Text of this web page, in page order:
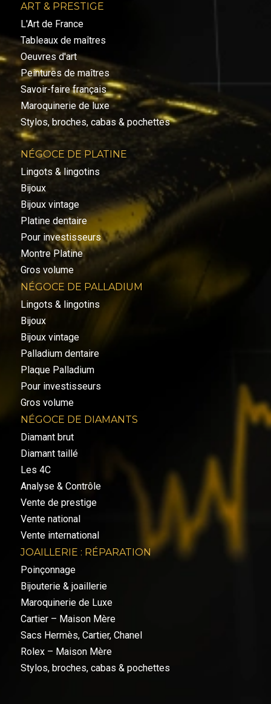
ART & PRESTIGE
L'Art de France
Tableaux de maîtres
Oeuvres d'art
Peintures de maîtres
Savoir-faire français
Maroquinerie de luxe
Stylos, broches, cabas & pochettes
NÉGOCE DE PLATINE
Lingots & lingotins
Bijoux
Bijoux vintage
Platine dentaire
Pour investisseurs
Montre Platine
Gros volume
NÉGOCE DE PALLADIUM
Lingots & lingotins
Bijoux
Bijoux vintage
Palladium dentaire
Plaque Palladium
Pour investisseurs
Gros volume
NÉGOCE DE DIAMANTS
Diamant brut
Diamant taillé
Les 4C
Analyse & Contrôle
Vente de prestige
Vente national
Vente international
JOAILLERIE : RÉPARATION
Poinçonnage
Bijouterie & joaillerie
Maroquinerie de Luxe
Cartier – Maison Mère
Sacs Hermès, Cartier, Chanel
Rolex – Maison Mère
Stylos, broches, cabas & pochettes